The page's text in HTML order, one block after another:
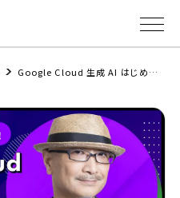
Google Cloud 生成 AI はじめてセミナー